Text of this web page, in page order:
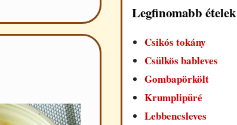
Legfinomabb ételek
Csikós tokány
Csülkös bableves
Gombapörkölt
Krumplipüré
Lebbencsleves